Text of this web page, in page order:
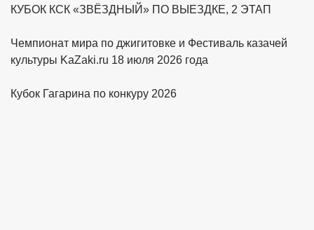
КУБОК КСК «ЗВЁЗДНЫЙ» ПО ВЫЕЗДКЕ, 2 ЭТАП
Чемпионат мира по джигитовке и Фестиваль казачей
культуры KaZaki.ru 18 июля 2026 года
Кубок Гагарина по конкуру 2026